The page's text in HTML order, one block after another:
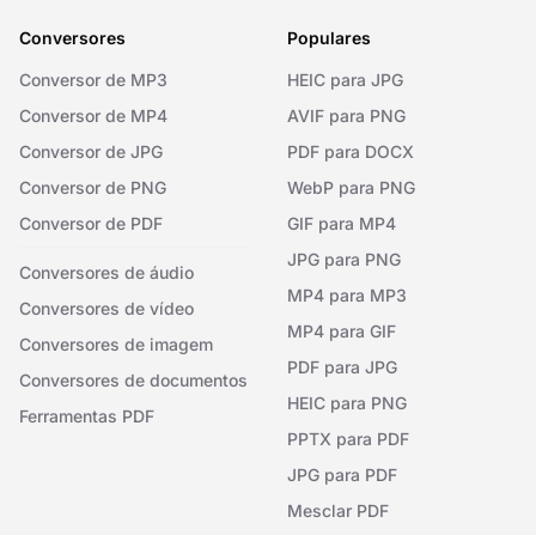
Conversores
Conversor de MP3
Conversor de MP4
Conversor de JPG
Conversor de PNG
Conversor de PDF
Conversores de áudio
Conversores de vídeo
Conversores de imagem
Conversores de documentos
Ferramentas PDF
Populares
HEIC para JPG
AVIF para PNG
PDF para DOCX
WebP para PNG
GIF para MP4
JPG para PNG
MP4 para MP3
MP4 para GIF
PDF para JPG
HEIC para PNG
PPTX para PDF
JPG para PDF
Mesclar PDF